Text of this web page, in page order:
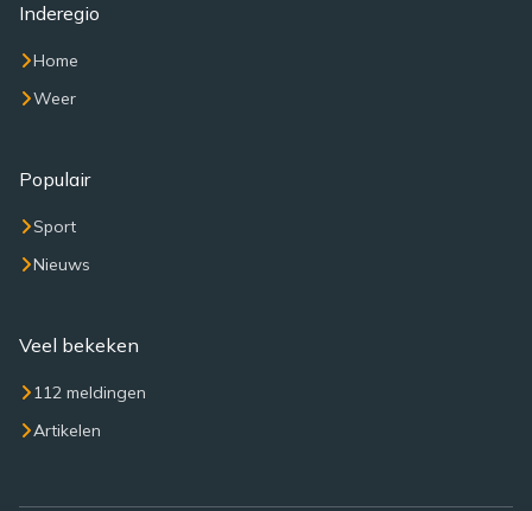
Inderegio
Home
Weer
Populair
Sport
Nieuws
Veel bekeken
112 meldingen
Artikelen